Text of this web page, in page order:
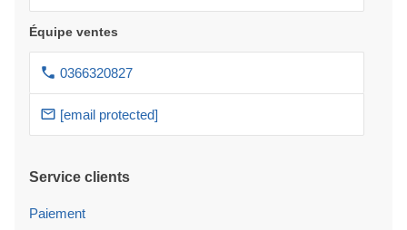
Équipe ventes
0366320827
[email protected]
Service clients
Paiement